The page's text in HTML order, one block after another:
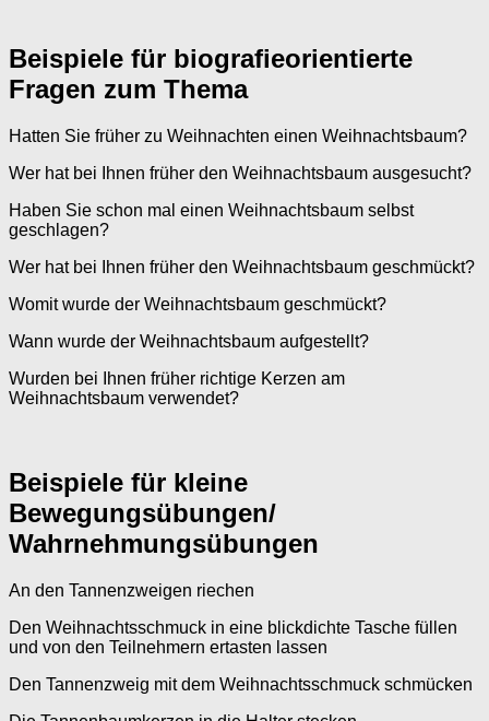
Beispiele für biografieorientierte
Fragen zum Thema
Hatten Sie früher zu Weihnachten einen Weihnachtsbaum?
Wer hat bei Ihnen früher den Weihnachtsbaum ausgesucht?
Haben Sie schon mal einen Weihnachtsbaum selbst
geschlagen?
Wer hat bei Ihnen früher den Weihnachtsbaum geschmückt?
Womit wurde der Weihnachtsbaum geschmückt?
Wann wurde der Weihnachtsbaum aufgestellt?
Wurden bei Ihnen früher richtige Kerzen am
Weihnachtsbaum verwendet?
Beispiele für kleine
Bewegungsübungen/
Wahrnehmungsübungen
An den Tannenzweigen riechen
Den Weihnachtsschmuck in eine blickdichte Tasche füllen
und von den Teilnehmern ertasten lassen
Den Tannenzweig mit dem Weihnachtsschmuck schmücken